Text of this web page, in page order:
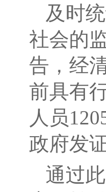
及时
社会的
告，经
前具有
人员
政府发
通过